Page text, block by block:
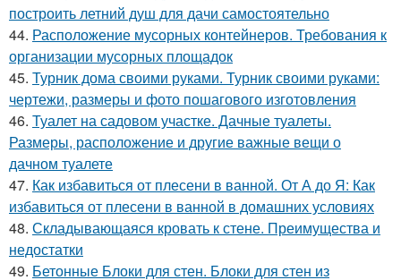
построить летний душ для дачи самостоятельно
44. Расположение мусорных контейнеров. Требования к
организации мусорных площадок
45. Турник дома своими руками. Турник своими руками:
чертежи, размеры и фото пошагового изготовления
46. Туалет на садовом участке. Дачные туалеты.
Размеры, расположение и другие важные вещи о
дачном туалете
47. Как избавиться от плесени в ванной. От А до Я: Как
избавиться от плесени в ванной в домашних условиях
48. Складывающаяся кровать к стене. Преимущества и
недостатки
49. Бетонные Блоки для стен. Блоки для стен из